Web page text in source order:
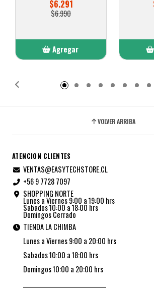
$6.291
$6.990
Agregar
VOLVER ARRIBA
ATENCION CLIENTES
VENTAS@EASYTECHSTORE.CL
+56 9 7728 7097
SHOPPING NORTE
Lunes a Viernes 9:00 a 19:00 hrs
Sabados 10:00 a 18:00 hrs
Domingos Cerrado
TIENDA LA CHIMBA
Lunes a Viernes 9:00 a 20:00 hrs
Sabados 10:00 a 18:00 hrs
Domingos 10:00 a 20:00 hrs